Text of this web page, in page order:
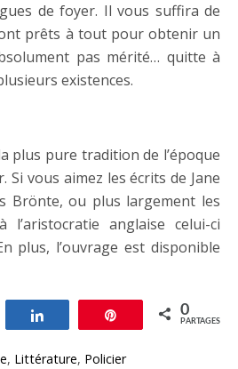
de foyer. Il vous suffira de
prêts à tout pour obtenir un
pas mérité… quitte à
existences.
plus pure tradition de l’époque
Si vous aimez les écrits de Jane
Brönte, ou plus largement les
anglaise celui-ci
plus, l’ouvrage est disponible
Épingle 0
PARTAGES
, Littérature, Policier